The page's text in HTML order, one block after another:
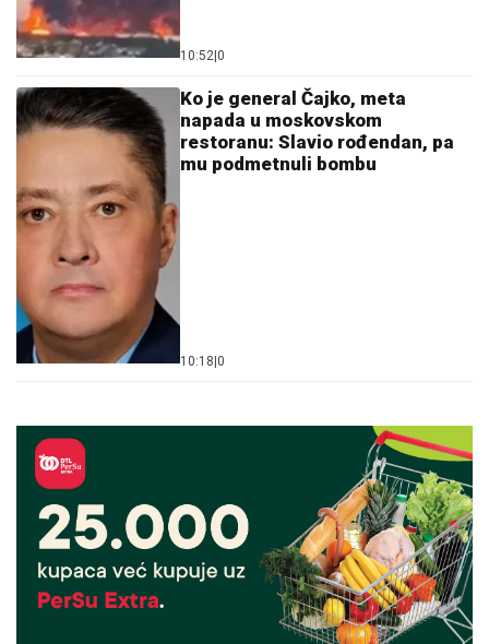
10:52 0
Ko je general Čajko, meta
napada u moskovskom
restoranu: Slavio rođendan, pa
mu podmetnuli bombu
10:18 0